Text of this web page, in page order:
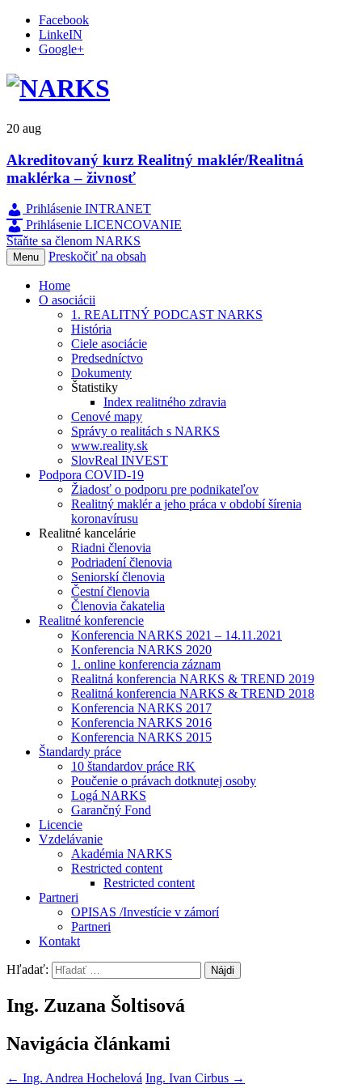
Facebook
LinkeIN
Google+
20 aug
Akreditovaný kurz Realitný maklér/Realitná
maklérka – živnosť
Prihlásenie INTRANET
Prihlásenie LICENCOVANIE
Staňte sa členom NARKS
Menu Preskočiť na obsah
Home
O asociácii
1. REALITNÝ PODCAST NARKS
História
Ciele asociácie
Predsedníctvo
Dokumenty
Štatistiky
Index realitného zdravia
Cenové mapy
Správy o realitách s NARKS
www.reality.sk
SlovReal INVEST
Podpora COVID-19
Žiadosť o podporu pre podnikateľov
Realitný maklér a jeho práca v období šírenia
koronavírusu
Realitné kancelárie
Riadni členovia
Podriadení členovia
Seniorskí členovia
Čestní členovia
Členovia čakatelia
Realitné konferencie
Konferencia NARKS 2021 – 14.11.2021
Konferencia NARKS 2020
1. online konferencia záznam
Realitná konferencia NARKS & TREND 2019
Realitná konferencia NARKS & TREND 2018
Konferencia NARKS 2017
Konferencia NARKS 2016
Konferencia NARKS 2015
Štandardy práce
10 štandardov práce RK
Poučenie o právach dotknutej osoby
Logá NARKS
Garančný Fond
Licencie
Vzdelávanie
Akadémia NARKS
Restricted content
Restricted content
Partneri
OPISAS /Investície v zámorí
Partneri
Kontakt
Hľadať:
Ing. Zuzana Šoltisová
Navigácia článkami
← Ing. Andrea Hochelová Ing. Ivan Cirbus →